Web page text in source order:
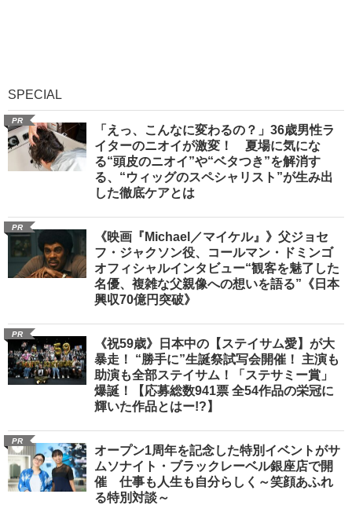
SPECIAL
PR
「えっ、こんなに変わるの？」36歳男性ラ
イターのニオイが激変！ 夏場に気にな
る“頭皮のニオイ”や“ベタつき”を解消す
る、“ウィッグのスペシャリスト”が生み出
した徹底ケアとは
PR
《映画『Michael／マイケル』》父ジョセ
フ・ジャクソン役、コールマン・ドミンゴ
オフィシャルインタビュー“観客を魅了した
名優、複雑な父親像への想いを語る”《日本
興収70億円突破》
PR
《祝59歳》日本中の【ステイサム愛】が大
暴走！ “勝手に”生誕祭試写会開催！ 主演も
助演も全部ステイサム！「ステサミー賞」
爆誕！【応募総数941票 全54作品の栄冠に
輝いた作品とはー!?】
PR
オープン1周年を記念した特別イベントがサ
ムソナイト・ブラックレーベル銀座店で開
催 仕事も人生も自分らしく～笑顔あふれ
る特別対談～